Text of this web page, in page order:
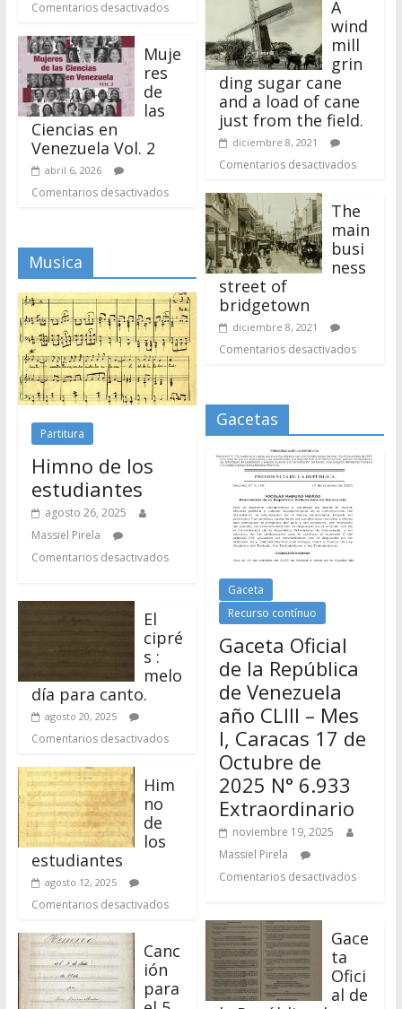
Ciencias en
Venezuela Vol. 2
abril 6, 2026
Comentarios desactivados
Musica
Partitura
Himno de los
estudiantes
agosto 26, 2025
Massiel Pirela
Comentarios desactivados
El
melo
agosto 20, 2025
Comentarios desactivados
Him
los
estudiantes
agosto 12, 2025
Comentarios desactivados
Canc
el 5
de julio (1844)
diciembre 8, 2023
Comentarios desactivados
just from the field.
diciembre 8, 2021
Comentarios desactivados
The
main
busi
ness
street of
bridgetown
diciembre 8, 2021
Comentarios desactivados
Gacetas
Gaceta
Recurso contínuo
Gaceta Oficial
de la República
de Venezuela
año CLIII – Mes
I, Caracas 17 de
Octubre de
2025 N° 6.933
Extraordinario
noviembre 19, 2025
Massiel Pirela
Comentarios desactivados
Gace
al de
Venezuela año
CXXXIX Mes VII,
Caracas 02 de
mayo de 2012 N°
39.913